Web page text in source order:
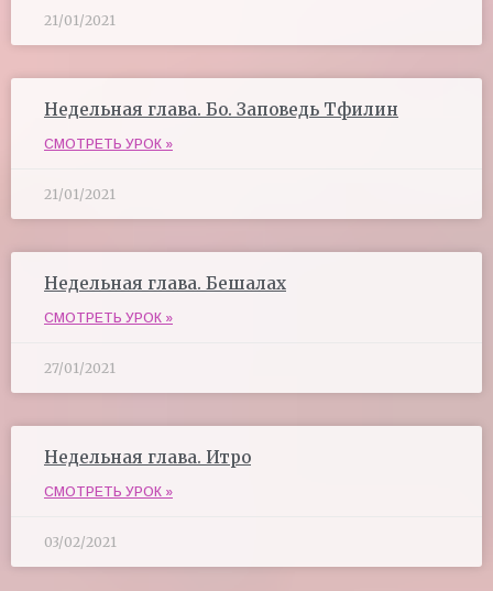
21/01/2021
Недельная глава. Бо. Заповедь Тфилин
СМОТРЕТЬ УРОК »
21/01/2021
Недельная глава. Бешалах
СМОТРЕТЬ УРОК »
27/01/2021
Недельная глава. Итро
СМОТРЕТЬ УРОК »
03/02/2021